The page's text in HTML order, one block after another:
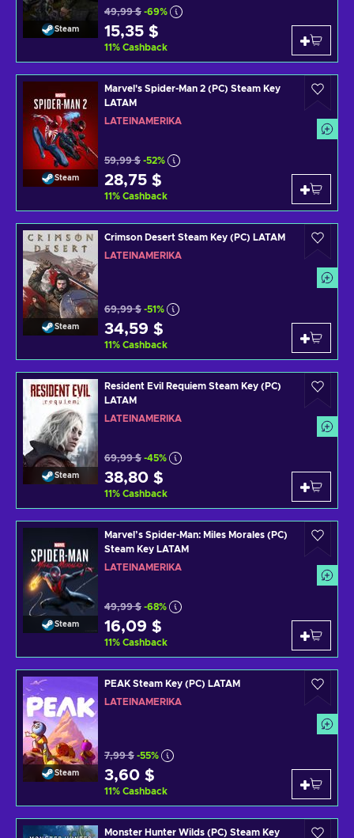
Steam
49,99 $ -69%
15,35 $
11% Cashback
Steam
Marvel's Spider-Man 2 (PC) Steam Key
LATAM
LATEINAMERIKA
59,99 $ -52%
28,75 $
11% Cashback
Steam
Crimson Desert Steam Key (PC) LATAM
LATEINAMERIKA
69,99 $ -51%
34,59 $
11% Cashback
Steam
Resident Evil Requiem Steam Key (PC)
LATAM
LATEINAMERIKA
69,99 $ -45%
38,80 $
11% Cashback
Steam
Marvel’s Spider-Man: Miles Morales (PC)
Steam Key LATAM
LATEINAMERIKA
49,99 $ -68%
16,09 $
11% Cashback
Steam
PEAK Steam Key (PC) LATAM
LATEINAMERIKA
7,99 $ -55%
3,60 $
11% Cashback
Monster Hunter Wilds (PC) Steam Key